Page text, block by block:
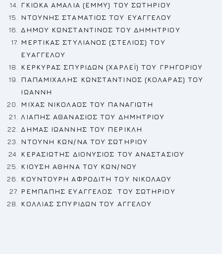
ΓΚΙΟΚΑ ΑΜΑΛΙΑ (ΕΜΜΥ) ΤΟΥ ΣΩΤΗΡΙΟΥ
ΝΤΟΥΝΗΣ ΣΤΑΜΑΤΙΟΣ ΤΟΥ ΕΥΑΓΓΕΛΟΥ
ΔΗΜΟΥ ΚΩΝΣΤΑΝΤΙΝΟΣ ΤΟΥ ΔΗΜΗΤΡΙΟΥ
ΜΕΡΤΙΚΑΣ ΣΤΥΛΙΑΝΟΣ (ΣΤΕΛΙΟΣ) ΤΟΥ
ΕΥΑΓΓΕΛΟΥ
ΚΕΡΚΥΡΑΣ ΣΠΥΡΙΔΩΝ (ΧΑΡΛΕΪ) ΤΟΥ ΓΡΗΓΟΡΙΟΥ
ΠΑΠΑΜΙΧΑΛΗΣ ΚΩΝΣΤΑΝΤΙΝΟΣ (ΚΟΛΑΡΑΣ) ΤΟΥ
ΙΩΑΝΝΗ
ΜΙΧΑΣ ΝΙΚΟΛΑΟΣ ΤΟΥ ΠΑΝΑΓΙΩΤΗ
ΛΙΑΠΗΣ ΑΘΑΝ AΣΙΟΣ ΤΟΥ ΔΗΜΗΤΡΙΟΥ
ΔΗΜΑΣ ΙΩΑΝΝΗΣ ΤΟΥ ΠΕΡΙΚΛΗ
NΤΟΥΝΗ ΚΩΝ/ΝΑ ΤΟΥ ΣΩΤΗΡΙΟΥ
ΚΕΡΑΣΙΩΤΗΣ ΔΙΟΝΥΣΙΟΣ ΤΟΥ ΑΝΑΣΤΑΣΙΟΥ
ΚΙΟΥΣΗ ΑΘΗΝΑ ΤΟΥ ΚΩΝ/ΝΟΥ
ΚΟΥΝΤΟΥΡΗ ΑΦΡΟΔΙΤΗ ΤΟΥ ΝΙΚΟΛΑΟΥ
ΡΕΜΠΑΠΗΣ ΕΥΑΓΓΕΛΟΣ ΤΟΥ ΣΩΤΗΡΙΟΥ
ΚΟΛΛΙΑΣ ΣΠΥΡΙΔΩΝ ΤΟΥ ΑΓΓΕΛΟΥ